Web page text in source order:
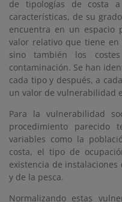
de tipologías de costa
características, de su
encuentra en un espacio
valor relativo que tiene en
sino también los
contaminación. Se han
cada tipo y después, a
un valor de vulnerabilidad
Para la vulnerabilidad
procedimiento parecido
variables como la
costa, el tipo de
existencia de
y de la pesca.
Normalizando estas